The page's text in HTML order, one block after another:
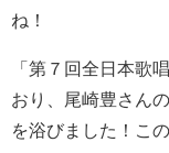
ね！
「第７回全日本歌
おり、尾崎豊さん
を浴びました！こ